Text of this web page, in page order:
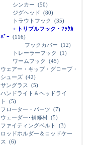
シンカー (50)
ジグヘッド (80)
トラウトフック
(35)
+ トリプルフック・ﾌｯｸｶ
ﾊﾞｰ (116)
フックカバー (12)
トレーラーフック
(1)
ワームフック
(45)
ウェアー・キップ・グローブ・
シューズ (42)
サングラス
(5)
ハンドライト＆ヘッドライ
ト
(5)
フローター・パーツ (7)
ウェーダー･補修材 (5)
ファイティングベルト
(3)
ロッドホルダー＆ロッドケー
ス
(6)